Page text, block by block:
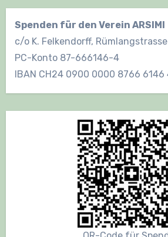
Spenden für den Verein ARSIMI
c/o K. Felkendorff,
PC-Konto 87-666146-4
IBAN CH24 0900 0000 8766 6146